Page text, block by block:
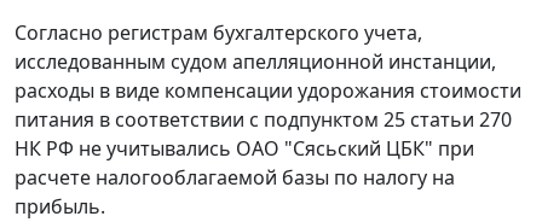
Согласно регистрам бухгалтерского учета,
исследованным судом апелляционной инстанции,
расходы в виде компенсации удорожания стоимости
питания в соответствии с подпунктом 25 статьи 270
НК РФ не учитывались ОАО "Сясьский ЦБК" при
расчете налогооблагаемой базы по налогу на
прибыль.